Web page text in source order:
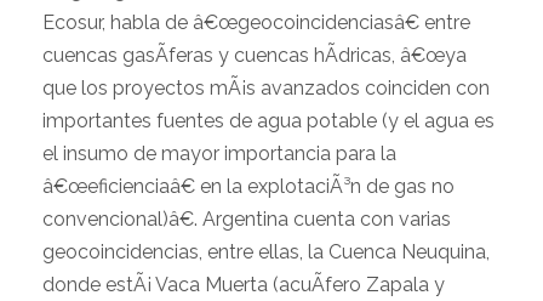
Ecosur, habla de â€œgeocoincidenciasâ€ entre
cuencas gasÃ­feras y cuencas hÃ­dricas, â€œya
que los proyectos mÃ¡s avanzados coinciden con
importantes fuentes de agua potable (y el agua es
el insumo de mayor importancia para la
â€œeficienciaâ€ en la explotaciÃ³n de gas no
convencional)â€. Argentina cuenta con varias
geocoincidencias, entre ellas, la Cuenca Neuquina,
donde estÃ¡ Vaca Muerta (acuÃ­fero Zapala y